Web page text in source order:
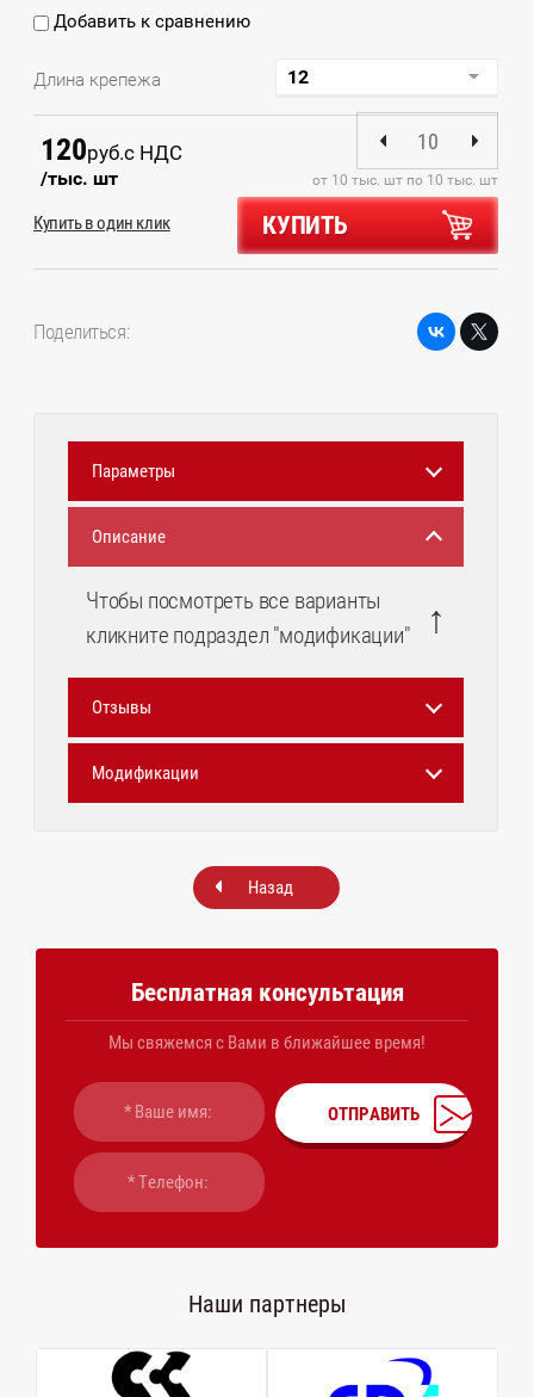
Добавить к сравнению
Длина крепежа
120руб.с НДС
/тыс. шт от 10 тыс. шт по 10 тыс. шт
КУПИТЬ
Купить в один клик
Поделиться:
Параметры
Описание
Чтобы посмотреть все варианты
кликните подраздел "модификации"
↑
Отзывы
Модификации
Назад
Бесплатная консультация
Мы свяжемся с Вами в ближайшее время!
ОТПРАВИТЬ
Наши партнеры